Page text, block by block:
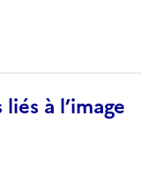
à l’image